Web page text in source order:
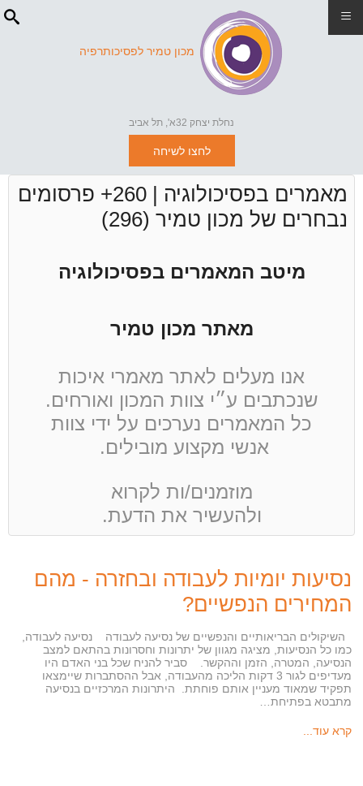
מכון טמיר לפסיכותרפיה
נחלת יצחק 32א', תל אביב
לחצו לשיחה
מאמרים בפסיכולוגיה | 260+ פרסומים
נבחרים של מכון טמיר (296)
מיטב המאמרים בפסיכולוגיה
מאתר מכון טמיר
אנו מעלים לאתר מאמרי איכות
שנכתבים ע״י צוות המכון ואורחים.
כל המאמרים נערכים על ידי צוות
אנשי מקצוע מובילים.
מוזמנים/ות לקרוא
ולהעשיר את הדעת.
נסיעות יומיות לעבודה ובחזרה - מהם
המחירים הנפשיים?
השיקולים הבריאותיים והנפשיים של נסיעה לעבודה נסיעה לעבודה,
כמו כל הנסיעות, מציגה מגוון של יתרונות וחסרונות בהתאם למצב
הנסיעה, המטרה, הזמן וההקשר. סביר להניח שכל בני האדם היו
מעדיפים לגור 3 דקות הליכה מהעבודה, אבל ההסתברות שיימצאו
תפקיד שמאוד מעניין אותם פוחתת. היתרונות המרכזיים בנסיעה
מתבטא בפתיחת…
קרא עוד...
≡